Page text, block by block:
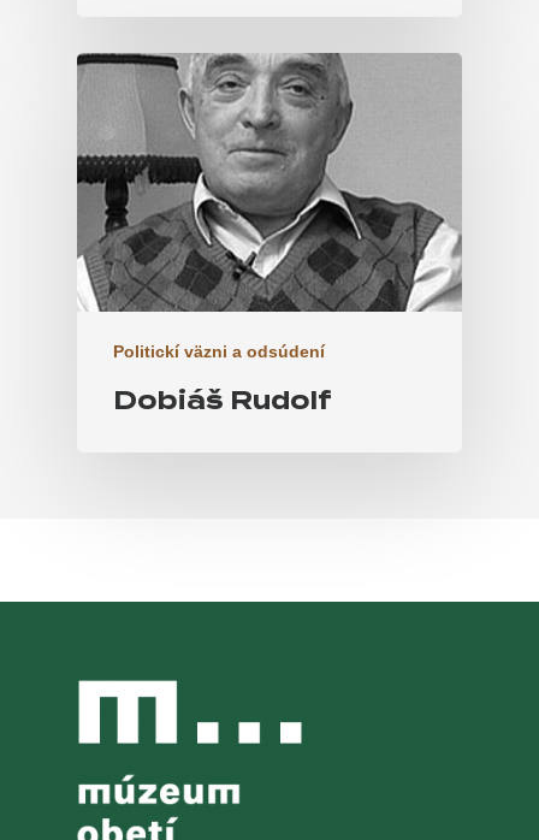
Politickí väzni a odsúdení
Dobiáš Rudolf